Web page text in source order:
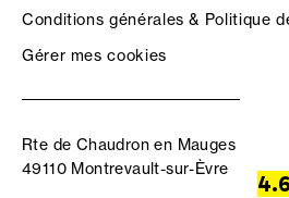
Conditions générales & Politique
Gérer mes cookies
Rte de Chaudron en Mauges
49110 Montrevault-sur-Èvre